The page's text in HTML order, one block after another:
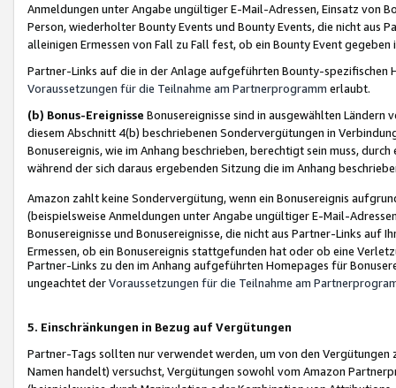
Anmeldungen unter Angabe ungültiger E-Mail-Adressen, Einsatz von
Person, wiederholter Bounty Events und Bounty Events, die nicht
alleinigen Ermessen von Fall zu Fall fest, ob ein Bounty Event
Partner-Links auf die in der Anlage aufgeführten Bounty-spezifischen
Voraussetzungen für die Teilnahme am Partnerprogramm erlaubt.
(b) Bonus-Ereignisse Bonusereignisse sind in ausgewählten Ländern
diesem Abschnitt 4(b) beschriebenen Sondervergütungen in
Bonusereignis, wie im Anhang beschrieben, berechtigt sein muss,
während der sich daraus ergebenden Sitzung die im Anhang
Amazon zahlt keine Sondervergütung, wenn ein Bonusereignis
(beispielsweise Anmeldungen unter Angabe ungültiger E-Mail-
Bonusereignisse und Bonusereignisse, die nicht aus Partner-Links auf
Ermessen, ob ein Bonusereignis stattgefunden hat oder ob eine
Partner-Links zu den im Anhang aufgeführten Homepages für
ungeachtet derVoraussetzungen für die Teilnahme am
5. Einschränkungen in Bezug auf Vergütungen
Partner-Tags sollten nur verwendet werden, um von den
Namen handelt) versuchst, Vergütungen sowohl vom Amazon